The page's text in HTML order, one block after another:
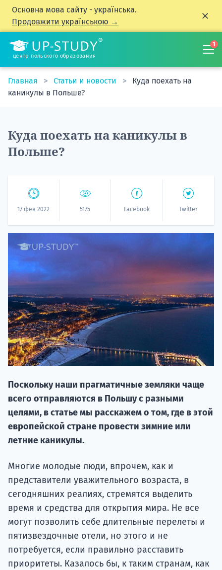
Основна мова сайту - українська.
Продовжити українською →
центр польского образования
1
Главная Статьи и новости
Куда поехать на
каникулы в Польше?
Куда поехать на каникулы в
Польше?
17 фев 2022 5175 Facebook Twitter
Поскольку наши прагматичные земляки чаще
всего отправляются в Польшу с разными
целями, в статье мы расскажем о том, где в этой
европейской стране провести зимние или
летние каникулы.
Многие молодые люди, впрочем, как и
представители уважительного возраста, в
сегодняшних реалиях, стремятся выделить
время и средства для открытия мира. Не все
могут позволить себе длительные перелеты и
пятизвездочные отели, но этого и не
потребуется, если правильно расставить
приоритеты. Казалось бы, к таким странам, как
НАБОР